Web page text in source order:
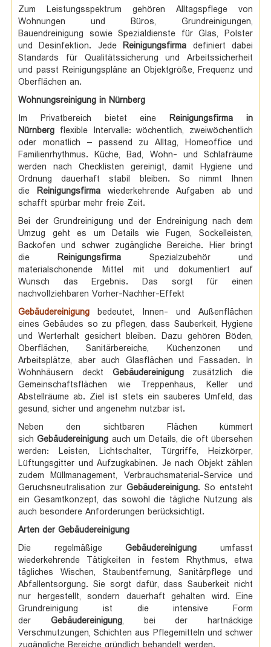
Zum Leistungsspektrum gehören Alltagspflege von
Wohnungen und Büros, Grundreinigungen,
Bauendreinigung sowie Spezialdienste für Glas, Polster
und Desinfektion. JedeReinigungsfirma definiert dabei
Standards für Qualitätssicherung und Arbeitssicherheit
und passt Reinigungspläne an Objektgröße, Frequenz und
Oberflächen an.
Wohnungsreinigung in Nürnberg
Im Privatbereich bietet eineReinigungsfirma in
Nürnberg flexible Intervalle: wöchentlich, zweiwöchentlich
oder monatlich – passend zu Alltag, Homeoffice und
Familienrhythmus. Küche, Bad, Wohn- und Schlafräume
werden nach Checklisten gereinigt, damit Hygiene und
Ordnung dauerhaft stabil bleiben. So nimmt Ihnen
die Reinigungsfirma wiederkehrende Aufgaben ab und
schafft spürbar mehr freie Zeit.
Bei der Grundreinigung und der Endreinigung nach dem
Umzug geht es um Details wie Fugen, Sockelleisten,
Backofen und schwer zugängliche Bereiche. Hier bringt
dieReinigungsfirma Spezialzubehör und
materialschonende Mittel mit und dokumentiert auf
Wunsch das Ergebnis. Das sorgt für einen
nachvollziehbaren Vorher-Nachher-Effekt
Gebäudereinigung bedeutet, Innen- und Außenflächen
eines Gebäudes so zu pflegen, dass Sauberkeit, Hygiene
und Werterhalt gesichert bleiben. Dazu gehören Böden,
Oberflächen, Sanitärbereiche, Küchenzonen und
Arbeitsplätze, aber auch Glasflächen und Fassaden. In
Wohnhäusern deckt Gebäudereinigungzusätzlich die
Gemeinschaftsflächen wie Treppenhaus, Keller und
Abstellräume ab. Ziel ist stets ein sauberes Umfeld, das
gesund, sicher und angenehm nutzbar ist.
Neben den sichtbaren Flächen kümmert
sichGebäudereinigung auch um Details, die oft übersehen
werden: Leisten, Lichtschalter, Türgriffe, Heizkörper,
Lüftungsgitter und Aufzugkabinen. Je nach Objekt zählen
zudem Müllmanagement, Verbrauchsmaterial-Service und
Geruchsneutralisation zur Gebäudereinigung. So entsteht
ein Gesamtkonzept, das sowohl die tägliche Nutzung als
auch besondere Anforderungen berücksichtigt.
Arten der Gebäudereinigung
Die regelmäßigeGebäudereinigung umfasst
wiederkehrende Tätigkeiten in festem Rhythmus, etwa
tägliches Wischen, Staubentfernung, Sanitärpflege und
Abfallentsorgung. Sie sorgt dafür, dass Sauberkeit nicht
nur hergestellt, sondern dauerhaft gehalten wird. Eine
Grundreinigung ist die intensive Form
der Gebäudereinigung, bei der hartnäckige
Verschmutzungen, Schichten aus Pflegemitteln und schwer